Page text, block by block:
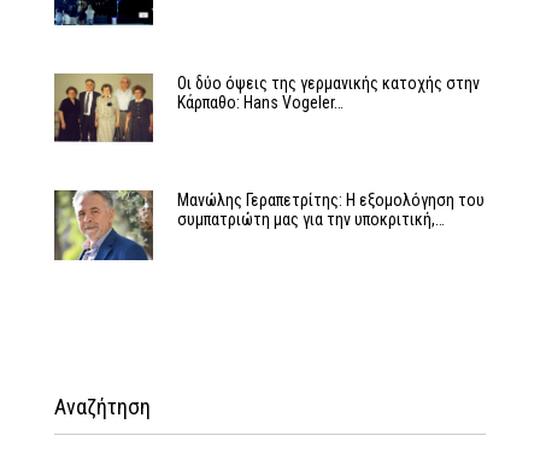
Οι δύο όψεις της γερμανικής κατοχής στην
Κάρπαθο: Hans Vogeler…
Μανώλης Γεραπετρίτης: Η εξομολόγηση του
συμπατριώτη μας για την υποκριτική,…
Αναζήτηση